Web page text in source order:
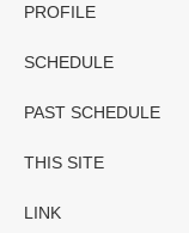
PROFILE
SCHEDULE
PAST SCHEDULE
THIS SITE
LINK